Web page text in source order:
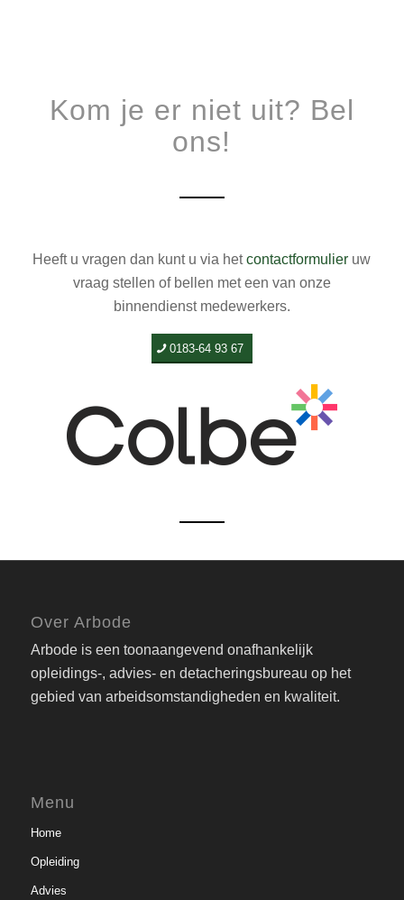
Kom je er niet uit? Bel
ons!
Heeft u vragen dan kunt u via hetcontactformulier uw
vraag stellen of bellen met een van onze
binnendienst medewerkers.
0183-64 93 67
Over Arbode
Arbode is een toonaangevend onafhankelijk
opleidings-, advies- en detacheringsbureau op het
gebied van arbeidsomstandigheden en kwaliteit.
Menu
Home
Opleiding
Advies